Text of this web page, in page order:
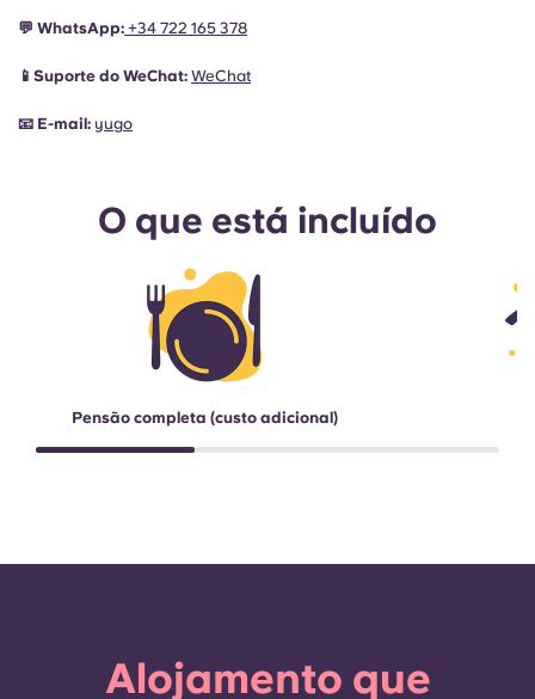
💬 WhatsApp: +34 722 165 378
📱Suporte do WeChat: WeChat
📧 E-mail: yugo
O que está incluído
Pensão completa (custo adicional)
Alojamento que